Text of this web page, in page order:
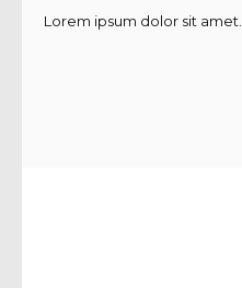
Lorem ipsum dolor sit amet.